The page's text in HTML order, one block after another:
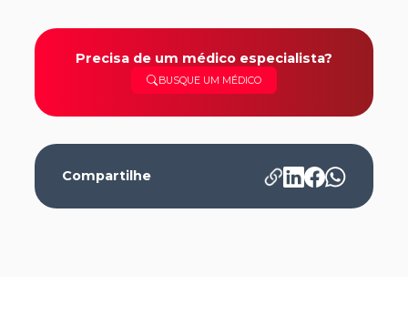
Precisa de um médico especialista?
BUSQUE UM MÉDICO
Compartilhe